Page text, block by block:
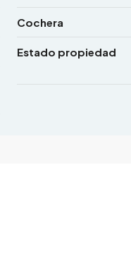
Cochera
Estado propiedad